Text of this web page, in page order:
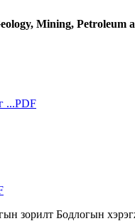
Mining, Petroleum
...PDF
зорилт Бодлогын